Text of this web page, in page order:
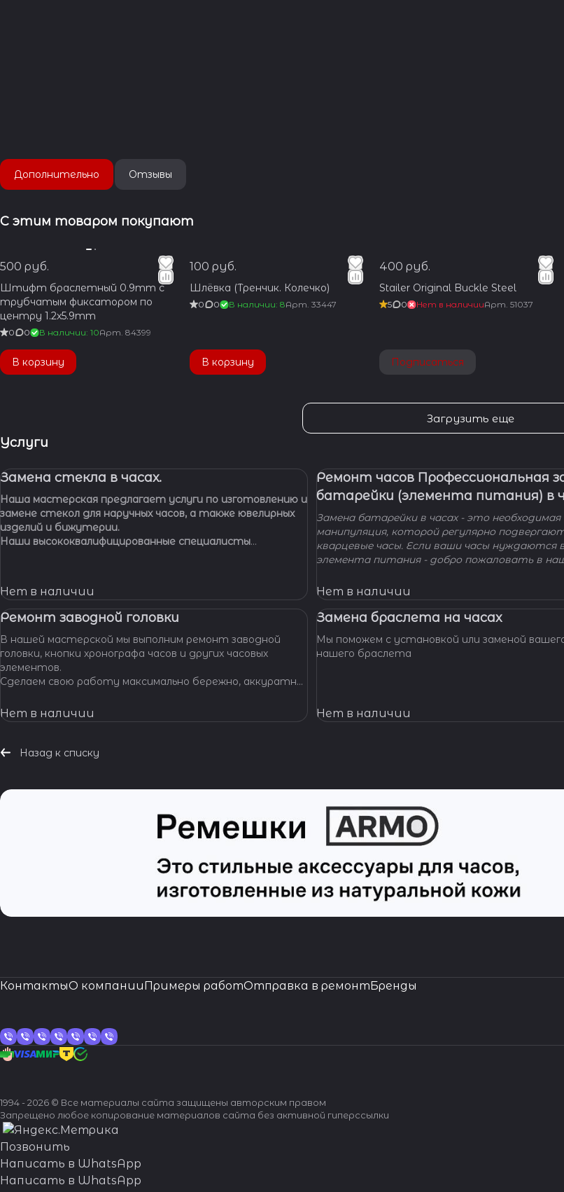
Дополнительно Отзывы
С этим товаром покупают
500 руб.
Штифт браслетный 0.9mm с
трубчатым фиксатором по
центру 1.2x5.9mm
0 0 В наличии: 10Арт. 84399
В корзину
100 руб.
Шлёвка (Тренчик. Колечко)
0 0 В наличии: 8Арт.33447
В корзину
400 руб.
Stailer Original Buckle Steel
5 0 Нет в наличииАрт.51037
Подписаться
Загрузить еще
Услуги
Замена стекла в часах.
Наша мастерская предлагает услуги по изготовлению и
замене стекол для наручных часов, а также ювелирных
изделий и бижутерии.
Наши высококвалифицированные специалисты
Нет в наличии
Ремонт часов Профессиональная
батарейки (элемента питания) в
Замена батарейки в часах - это необходимая
манипуляция, которой регулярно
кварцевые часы. Если ваши часы нуждаются
элемента питания - добро пожаловать в
вам решить вашу проблему и произведут
батарейки профессионально, быстро,
доступной цене.
Нет в наличии
Ремонт заводной головки
В нашей мастерской мы выполним ремонт заводной
головки, кнопки хронографа часов и других часовых
элементов.
Сделаем свою работу максимально бережно, аккуратно
часов.
Нет в наличии
Замена браслета на часах
Мы поможем с установкой или заменой
нашего браслета
Нет в наличии
Назад к списку
КонтактыО компании Примеры работОтправка в ремонт Бренды
1994 - 2026 © Все материалы сайта защищены авторским правом
Запрещено любое копирование материалов сайта без активной гиперссылки
Позвонить
Написать в WhatsApp
Написать в WhatsApp